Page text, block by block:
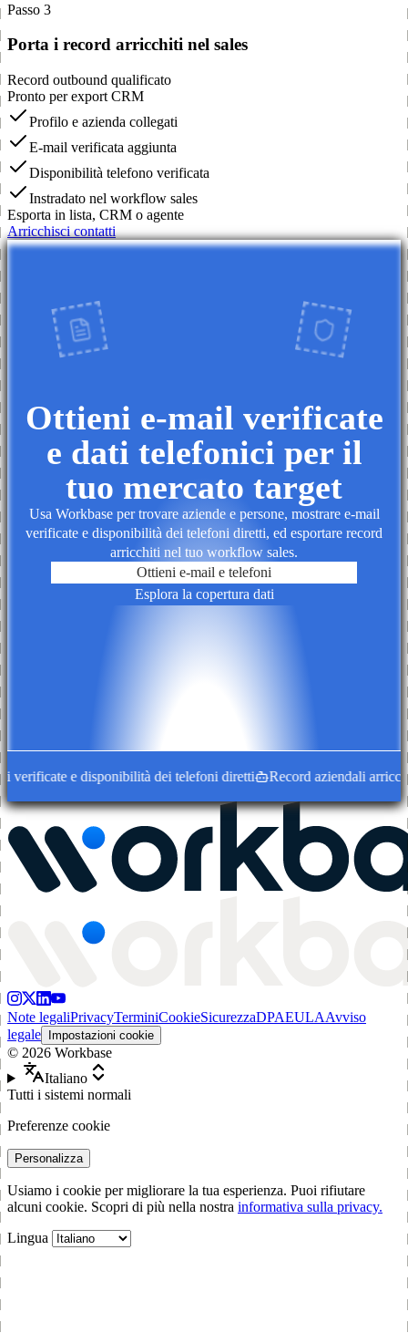
Passo 3
Porta i record arricchiti nel sales
Record outbound qualificato
Pronto per export CRM
Profilo e azienda collegati
E-mail verificata aggiunta
Disponibilità telefono verificata
Instradato nel workflow sales
Esporta in lista, CRM o agente
Arricchisci contatti
Ottieni e-mail verificate
e dati telefonici per il
tuo mercato target
Usa Workbase per trovare aziende e persone, mostrare e-mail
verificate e disponibilità dei telefoni diretti, ed esportare record
arricchiti nel tuo workflow sales.
Ottieni e-mail e telefoni
Esplora la copertura dati
e disponibilità dei telefoni diretti Record aziendali arricchiti
Note legaliPrivacyTerminiCookieSicurezzaDPAEULAAvviso
legale
Impostazioni cookie
© 2026 Workbase
Italiano
Tutti i sistemi normali
Preferenze cookie
Personalizza
Usiamo i cookie per migliorare la tua esperienza. Puoi rifiutare
alcuni cookie. Scopri di più nella nostra informativa sulla privacy.
Lingua